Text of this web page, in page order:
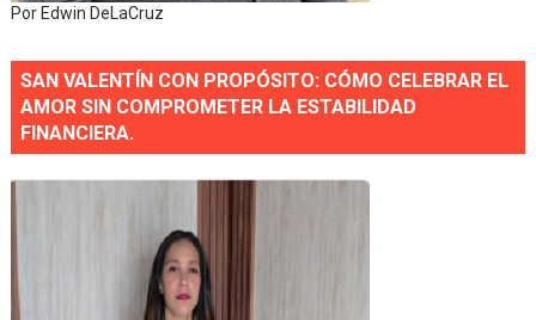
Por Edwin DeLaCruz
SAN VALENTÍN CON PROPÓSITO: CÓMO CELEBRAR EL
AMOR SIN COMPROMETER LA ESTABILIDAD
FINANCIERA.